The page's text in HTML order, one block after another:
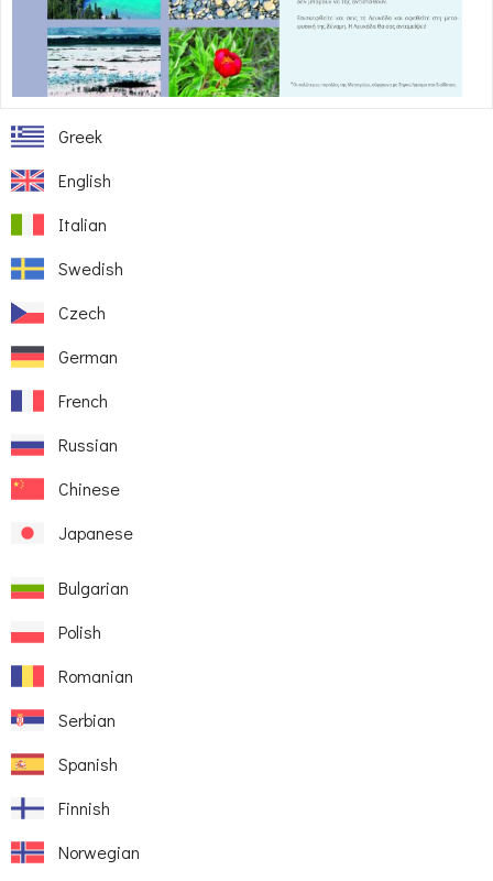
Greek
English
Italian
Swedish
Czech
German
French
Russian
Chinese
Japanese
Bulgarian
Polish
Romanian
Serbian
Spanish
Finnish
Norwegian